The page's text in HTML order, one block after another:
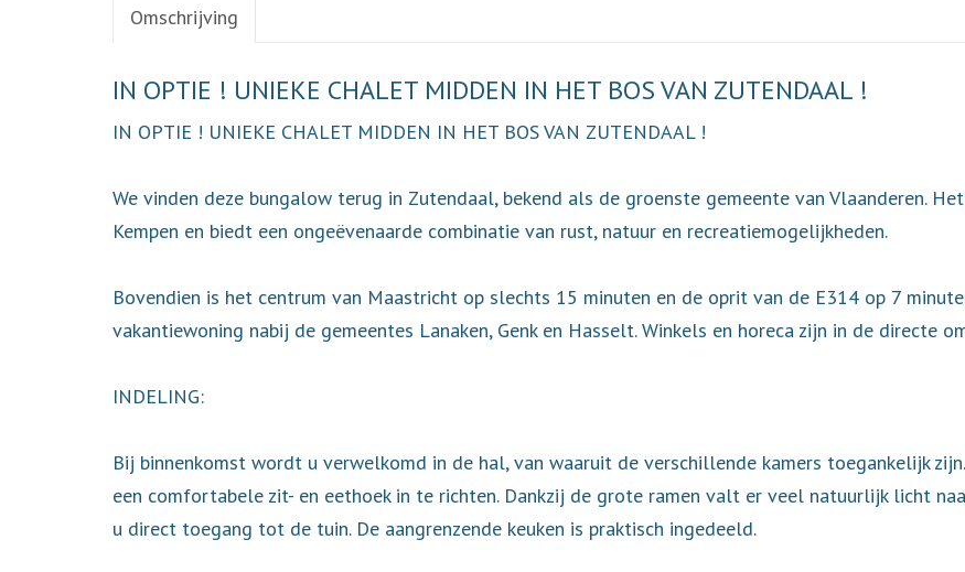
Omschrijving
Omschrijving
IN OPTIE ! UNIEKE CHALET MIDDEN IN HET BOS VAN ZUTENDAAL !
IN OPTIE ! UNIEKE CHALET MIDDEN IN HET BOS VAN ZUTENDAAL !
We vinden deze bungalow terug in Zutendaal, bekend als de groenste gemeente van Vlaanderen.
Kempen en biedt een ongeëvenaarde combinatie van rust, natuur en recreatiemogelijkheden.
Bovendien is het centrum van Maastricht op slechts 15 minuten en de oprit van de E314 op 7
vakantiewoning nabij de gemeentes Lanaken, Genk en Hasselt. Winkels en horeca zijn in de directe
INDELING:
Bij binnenkomst wordt u verwelkomd in de hal, van waaruit de verschillende kamers toegankelijk
een comfortabele zit- en eethoek in te richten. Dankzij de grote ramen valt er veel natuurlijk licht
u direct toegang tot de tuin. De aangrenzende keuken is praktisch ingedeeld.